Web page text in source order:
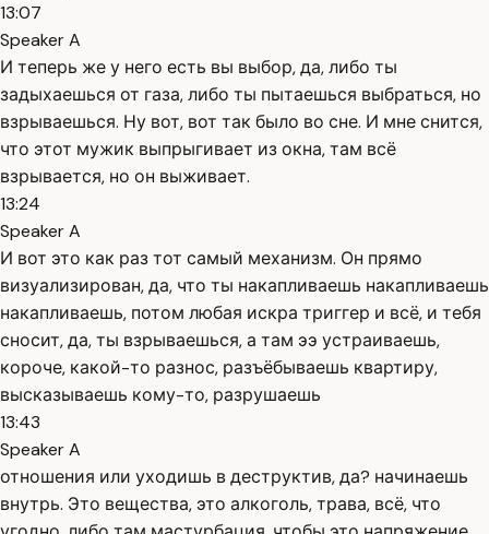
13:07
Speaker A
И теперь же у него есть вы выбор, да, либо ты
задыхаешься от газа, либо ты пытаешься выбраться, но
взрываешься. Ну вот, вот так было во сне. И мне снится,
что этот мужик выпрыгивает из окна, там всё
взрывается, но он выживает.
13:24
Speaker A
И вот это как раз тот самый механизм. Он прямо
визуализирован, да, что ты накапливаешь накапливаешь
накапливаешь, потом любая искра триггер и всё, и тебя
сносит, да, ты взрываешься, а там ээ устраиваешь,
короче, какой-то разнос, разъёбываешь квартиру,
высказываешь кому-то, разрушаешь
13:43
Speaker A
отношения или уходишь в деструктив, да? начинаешь
внутрь. Это вещества, это алкоголь, трава, всё, что